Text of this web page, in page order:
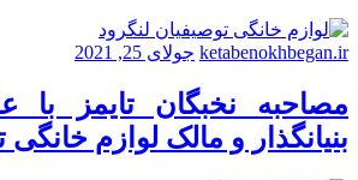
ketabenokhbegan.ir جولای 25, 2021
مصاحبه نخبگان تایمز با
بنیانگذار و مالک لوازم خانگی